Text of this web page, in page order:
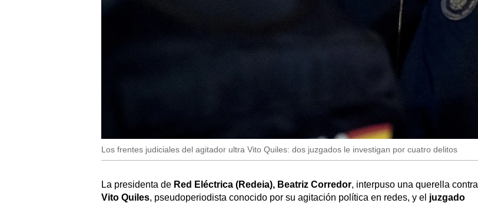
Los frentes judiciales del agitador ultra Vito Quiles: dos juzgados le investigan por cuatro delitos
La presidenta de Red Eléctrica (Redeia), Beatriz Corredor, interpuso una querella contra
Vito Quiles, pseudoperiodista conocido por su agitación política en redes, y el juzgado